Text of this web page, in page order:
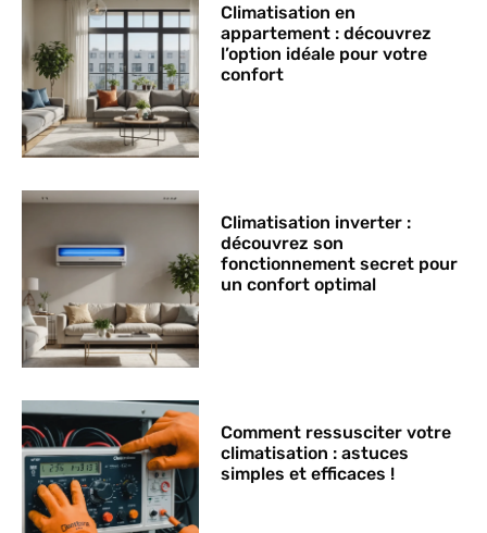
Climatisation en
appartement : découvrez
l’option idéale pour votre
confort
Climatisation inverter :
découvrez son
fonctionnement secret pour
un confort optimal
Comment ressusciter votre
climatisation : astuces
simples et efficaces !